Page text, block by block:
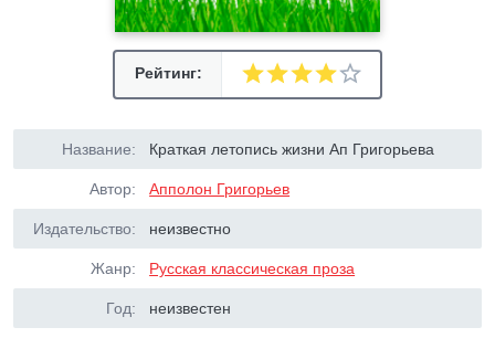
Рейтинг:
Название: Краткая летопись жизни Ап Григорьева
Автор: Апполон Григорьев
Издательство: неизвестно
Жанр: Русская классическая проза
Год: неизвестен